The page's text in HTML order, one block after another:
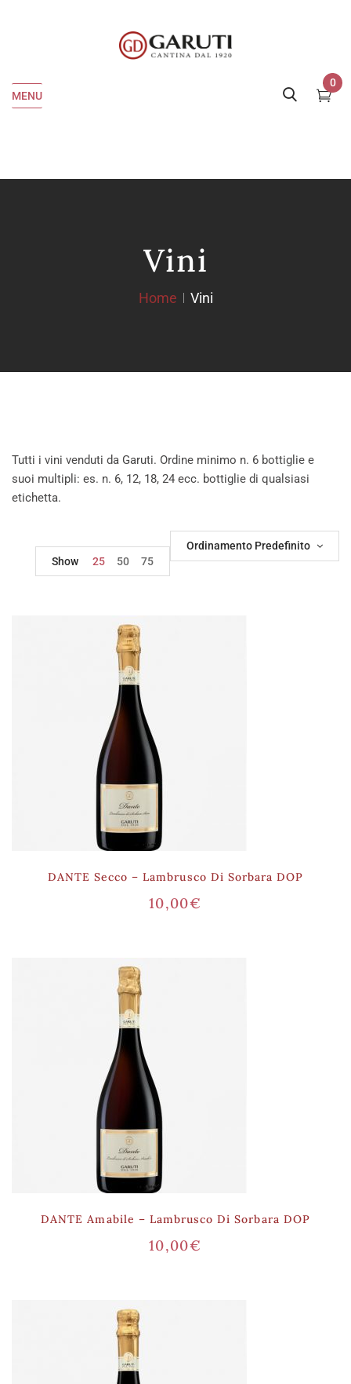
MENU
0
Vini
Home Vini
Tutti i vini venduti da Garuti. Ordine minimo n. 6 bottiglie e
suoi multipli: es. n. 6, 12, 18, 24 ecc. bottiglie di qualsiasi
etichetta.
Ordinamento Predefinito
Show
25 50 75
DANTE Secco – Lambrusco Di Sorbara DOP
10,00€
DANTE Amabile – Lambrusco Di Sorbara DOP
10,00€